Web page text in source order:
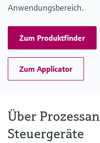
Anwendungsbereich.
Zum Produktfinder
Zum Applicator
Über
Steuergeräte